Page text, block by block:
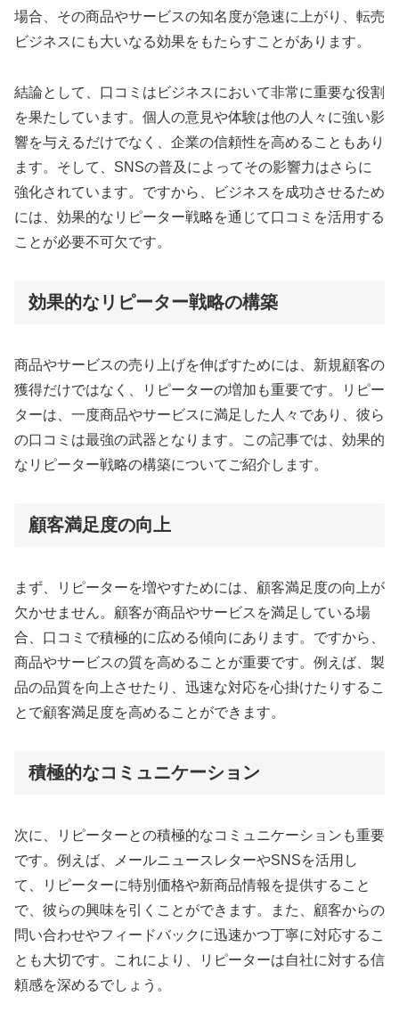
場合、その商品やサービスの知名度が急速に上がり、転売
ビジネスにも大いなる効果をもたらすことがあります。
結論として、口コミはビジネスにおいて非常に重要な役割
を果たしています。個人の意見や体験は他の人々に強い影
響を与えるだけでなく、企業の信頼性を高めることもあり
ます。そして、SNSの普及によってその影響力はさらに
強化されています。ですから、ビジネスを成功させるため
には、効果的なリピーター戦略を通じて口コミを活用する
ことが必要不可欠です。
効果的なリピーター戦略の構築
商品やサービスの売り上げを伸ばすためには、新規顧客の
獲得だけではなく、リピーターの増加も重要です。リピー
ターは、一度商品やサービスに満足した人々であり、彼ら
の口コミは最強の武器となります。この記事では、効果的
なリピーター戦略の構築についてご紹介します。
顧客満足度の向上
まず、リピーターを増やすためには、顧客満足度の向上が
欠かせません。顧客が商品やサービスを満足している場
合、口コミで積極的に広める傾向にあります。ですから、
商品やサービスの質を高めることが重要です。例えば、製
品の品質を向上させたり、迅速な対応を心掛けたりするこ
とで顧客満足度を高めることができます。
積極的なコミュニケーション
次に、リピーターとの積極的なコミュニケーションも重要
です。例えば、メールニュースレターやSNSを活用し
て、リピーターに特別価格や新商品情報を提供すること
で、彼らの興味を引くことができます。また、顧客からの
問い合わせやフィードバックに迅速かつ丁寧に対応するこ
とも大切です。これにより、リピーターは自社に対する信
頼感を深めるでしょう。